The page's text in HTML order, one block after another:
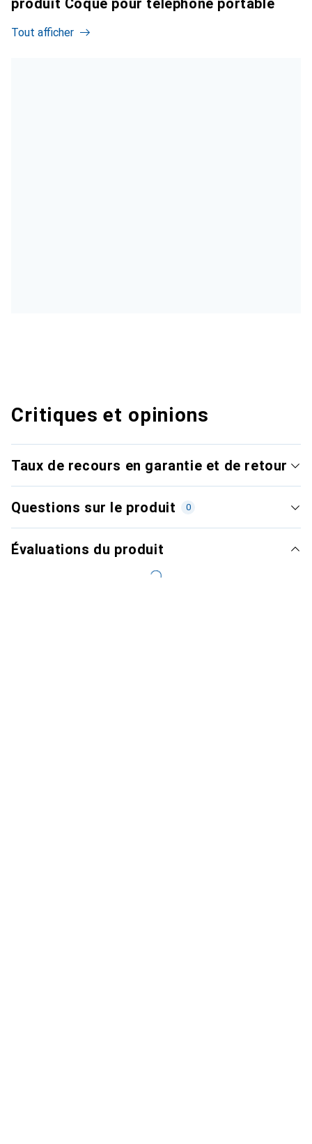
produit Coque pour téléphone portable
Tout afficher
Critiques et opinions
Taux de recours en garantie et de retour
Questions sur le produit 0
Évaluations du produit